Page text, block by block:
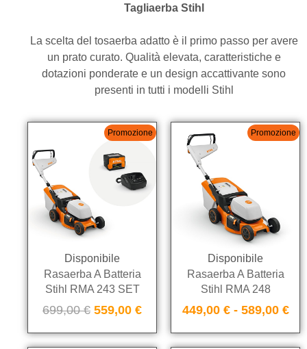
Tagliaerba Stihl
La scelta del tosaerba adatto è il primo passo per avere
un prato curato. Qualità elevata, caratteristiche e
dotazioni ponderate e un design accattivante sono
presenti in tutti i modelli Stihl
Promozione
Disponibile
Rasaerba A Batteria
Stihl RMA 243 SET
699,00€ 559,00 €
Promozione
Disponibile
Rasaerba A Batteria
Stihl RMA 248
449,00 € - 589,00 €